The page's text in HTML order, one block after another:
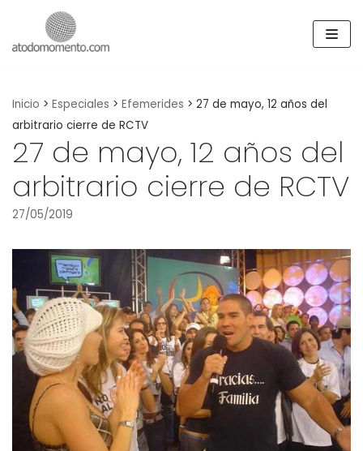
Skip
Inicio > Especiales > Efemerides > 27 de mayo, 12 años del
arbitrario cierre de RCTV
27 de mayo, 12 años del
arbitrario cierre de RCTV
27/05/2019